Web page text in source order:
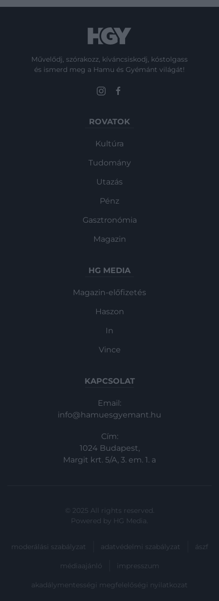
Művelődj, szórakozz, kíváncsiskodj, kóstolgass
és ismerd meg a Hamu és Gyémánt világát!
ROVATOK
Kultúra
Tudomány
Utazás
Pénz
Gasztronómia
Magazin
HG MEDIA
Magazin-előfizetés
Haszon
In
Vince
KAPCSOLAT
Email:
info@hamuesgyemant.hu
Cím:
1024 Budapest,
Margit krt. 5/A, 3. em. 1. a
© 2025 All rights reserved.
Powered by HG Media.
moderálási szabályzat adatvédelmi szabályzat ászf
médiaajánló impresszum
akadálymentességi megfelelőségi nyilatkozat